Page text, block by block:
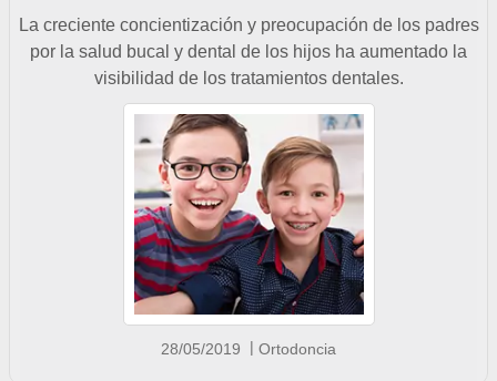
La creciente concientización y preocupación de los padres
por la salud bucal y dental de los hijos ha aumentado la
visibilidad de los tratamientos dentales.
28/05/2019 Ortodoncia